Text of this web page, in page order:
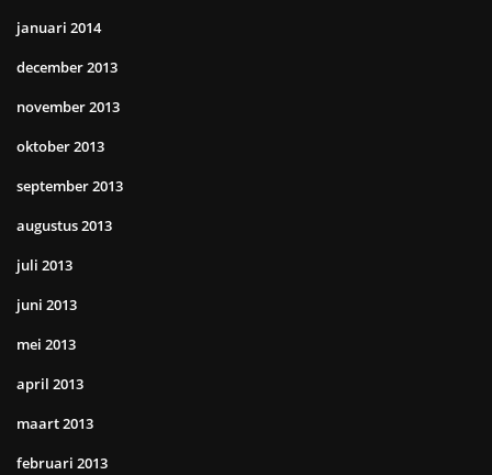
januari 2014
december 2013
november 2013
oktober 2013
september 2013
augustus 2013
juli 2013
juni 2013
mei 2013
april 2013
maart 2013
februari 2013